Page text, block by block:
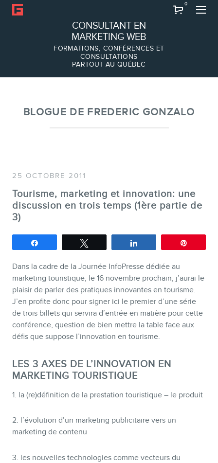
CONSULTANT EN
MARKETING WEB
FORMATIONS, CONFÉRENCES ET
CONSULTATIONS
PARTOUT AU QUÉBEC
0
À PROPOS
Équipe
Conférences
Formations marketing en ligne
Formations marketing de
groupe
Consultations
Audits web (SEO) et IA (GEO)
Ebooks
BLOGUE DE FREDERIC GONZALO
25 OCTOBRE 2011
Tourisme, marketing et innovation: une
discussion en trois temps (1ère partie de
3)
Dans la cadre de la Journée InfoPresse dédiée au
marketing touristique, le 16 novembre prochain, j’aurai le
plaisir de parler des pratiques innovantes en tourisme.
J’en profite donc pour signer ici le premier d’une série
de trois billets qui servira d’entrée en matière pour cette
conférence, question de bien mettre la table face aux
défis que suppose l’innovation en tourisme.
LES 3 AXES DE L’INNOVATION EN
MARKETING TOURISTIQUE
1. la (re)définition de la prestation touristique – le produit
2. l’évolution d’un marketing publicitaire vers un
marketing de contenu
3. les nouvelles technologies comme vecteurs du